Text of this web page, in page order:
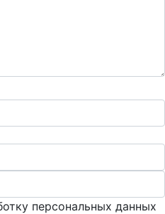
персональных данных